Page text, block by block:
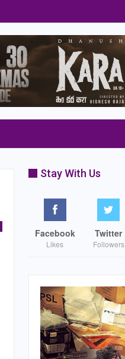
Stay With Us
Facebook
Likes
Twitter
Followers